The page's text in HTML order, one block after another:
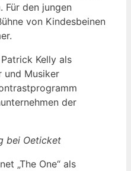
Für den jungen
von Kindesbeinen
Kelly als
und Musiker
der
bei Oeticket
„The One“ als